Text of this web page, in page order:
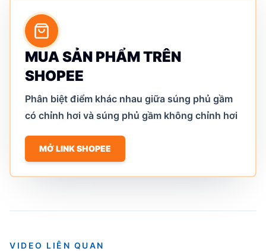
MUA SẢN PHẨM TRÊN
SHOPEE
Phân biệt điểm khác nhau giữa súng phủ gầm
có chỉnh hơi và súng phủ gầm không chỉnh hơi
MỞ LINK SHOPEE
VIDEO LIÊN QUAN